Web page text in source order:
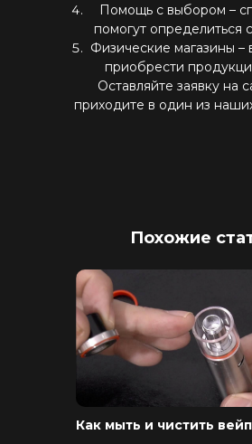
Помощь с выбором –
помогут определиться
Физические магазины –
приобрести
Оставляйте заявку на
приходите в один из
Как мыть и чистить
Похожие
Кальяны и комплектующие
Комплектующие
POD-системы
Скидки/Акции
Ароматизаторы / Жидкость
Каталог
Информация
Беларуси!